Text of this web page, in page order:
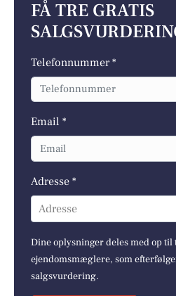
FÅ TRE GRATIS
Telefonnummer *
Email *
Adresse *
Adresse
Dine oplysninger deles med op til
ejendomsmæglere, som
salgsvurdering.